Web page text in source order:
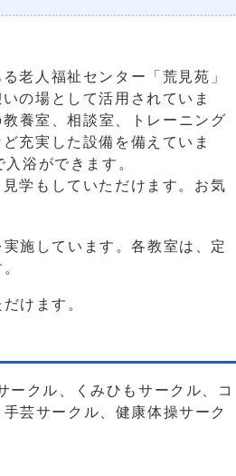
老人福祉センター「荒見苑」
の場として活用されていま
養室、相談室、トレーニング
充実した設備を備えていま
浴ができます。
学もしていただけます。お気
施しています。各教室は、定
けます。
ークル、くみひもサークル、コ
芸サークル、健康体操サーク